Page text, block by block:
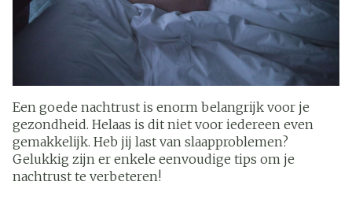
Een goede nachtrust is enorm belangrijk voor je
gezondheid. Helaas is dit niet voor iedereen even
gemakkelijk. Heb jij last van slaapproblemen?
Gelukkig zijn er enkele eenvoudige tips om je
nachtrust te verbeteren!